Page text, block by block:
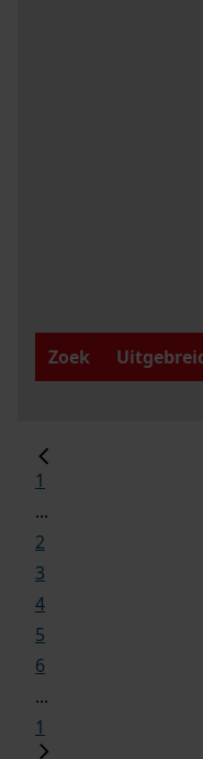
Zoek
1
...
2
3
4
5
6
...
1